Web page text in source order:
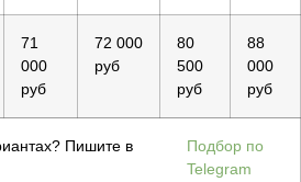
71
000
руб
72 000
руб
80
500
руб
88
000
руб
Пишите в
Подбор по
Telegram